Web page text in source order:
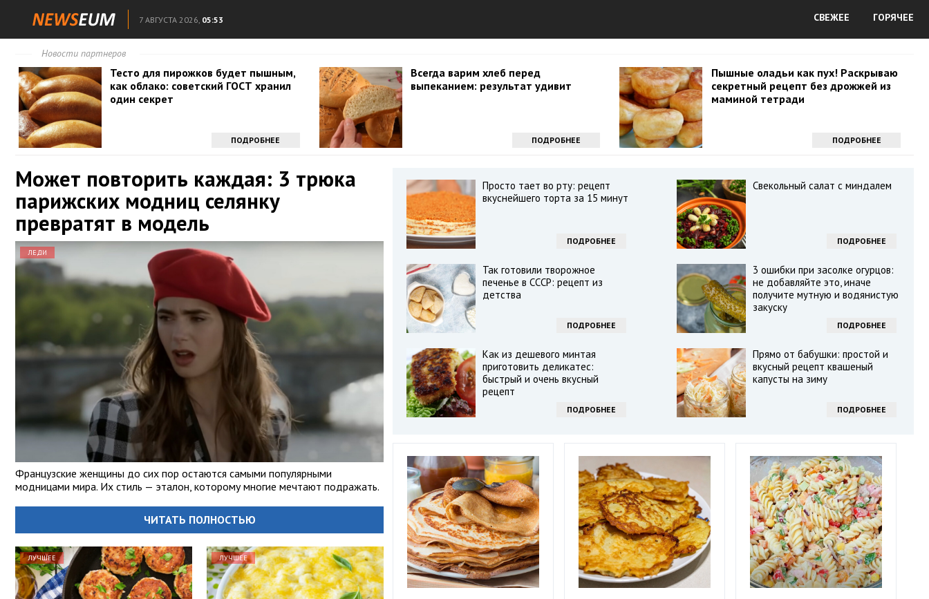
7 АВГУСТА 2026, 05:53 СВЕЖЕЕ ГОРЯЧЕЕ
Новости партнеров
Тесто для пирожков будет пышным,
как облако: советский ГОСТ хранил
один секрет
ПОДРОБНЕЕ
Всегда варим хлеб перед
выпеканием: результат удивит
ПОДРОБНЕЕ
Пышные оладьи как пух! Раскрываю
секретный рецепт без дрожжей из
маминой тетради
ПОДРОБНЕЕ
Может повторить каждая: 3 трюка
парижских модниц селянку
превратят в модель
ЛЕДИ
Французские женщины до сих пор остаются самыми популярными
модницами мира. Их стиль — эталон, которому многие мечтают подражать.
ЧИТАТЬ ПОЛНОСТЬЮ
ЛУЧШЕЕ ЛУЧШЕЕ
Просто тает во рту: рецепт
вкуснейшего торта за 15 минут
ПОДРОБНЕЕ
Свекольный салат с миндалем
ПОДРОБНЕЕ
Так готовили творожное
печенье в СССР: рецепт из
детства
ПОДРОБНЕЕ
3 ошибки при засолке огурцов:
не добавляйте это, иначе
получите мутную и водянистую
закуску
ПОДРОБНЕЕ
Как из дешевого минтая
приготовить деликатес:
быстрый и очень вкусный
рецепт
ПОДРОБНЕЕ
Прямо от бабушки: простой и
вкусный рецепт квашеный
капусты на зиму
ПОДРОБНЕЕ